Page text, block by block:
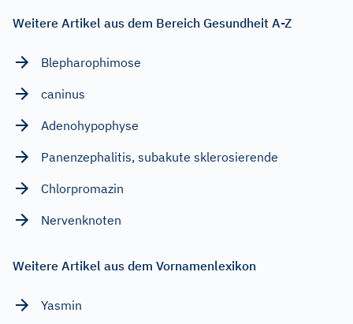
Weitere Artikel aus dem Bereich Gesundheit A-Z
Blepharophimose
caninus
Adenohypophyse
Panenzephalitis, subakute sklerosierende
Chlorpromazin
Nervenknoten
Weitere Artikel aus dem Vornamenlexikon
Yasmin